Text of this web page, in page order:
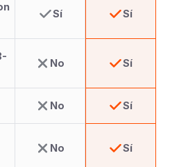
Sí Sí
No Sí
No Sí
No Sí